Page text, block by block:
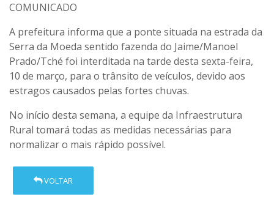
COMUNICADO
A prefeitura informa que a ponte situada na estrada da
Serra da Moeda sentido fazenda do Jaime/Manoel
Prado/Tché foi interditada na tarde desta sexta-feira,
10 de março, para o trânsito de veículos, devido aos
estragos causados pelas fortes chuvas.
No início desta semana, a equipe da Infraestrutura
Rural tomará todas as medidas necessárias para
normalizar o mais rápido possível.
VOLTAR